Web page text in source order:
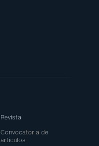
Revista
Convocatoria de
artículos